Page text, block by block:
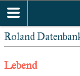
Roland
Lebend